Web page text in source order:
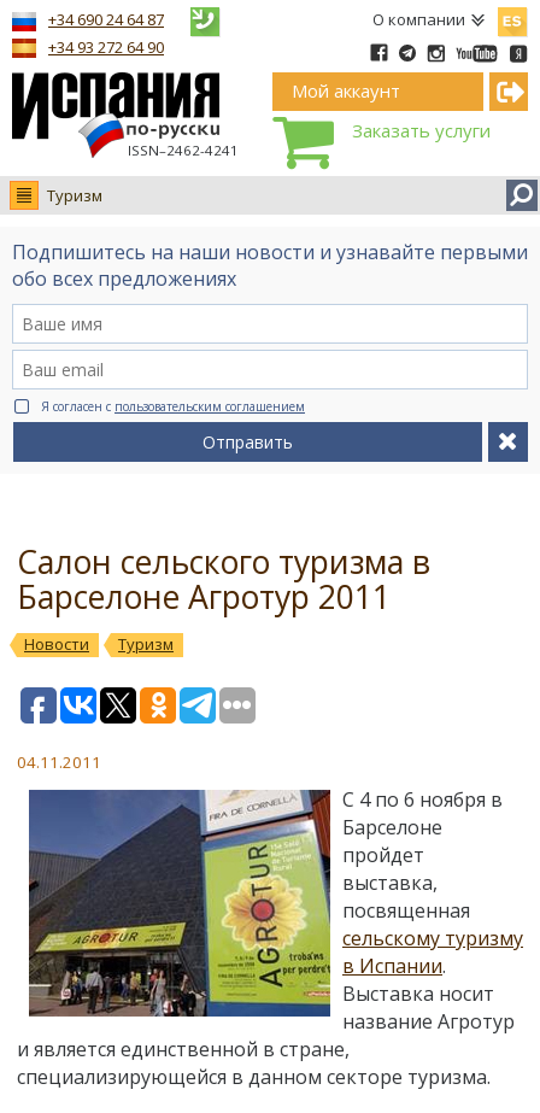
О компании
ISSN–2462-4241
+34 690 24 64 87
+34 93 272 64 90
Мой аккаунт
Заказать услуги
Туризм
Новости
Интервью
Видео Ruso.TV
BCN life
Сервис на немецком
Подпишитесь на наши новости и узнавайте первыми
обо всех предложениях
Я согласен с пользовательским соглашением
Отправить
Салон сельского туризма в
Барселоне Агротур 2011
Новости Туризм
04.11.2011
С 4 по 6 ноября в
Барселоне
пройдет
выставка,
посвященная
сельскому туризму
в Испании.
Выставка носит
название Агротур
и является единственной в стране,
специализирующейся в данном секторе туризма.